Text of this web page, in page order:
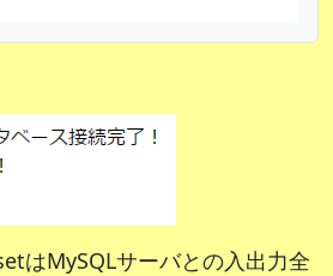
はMySQLサーバとの入出力全